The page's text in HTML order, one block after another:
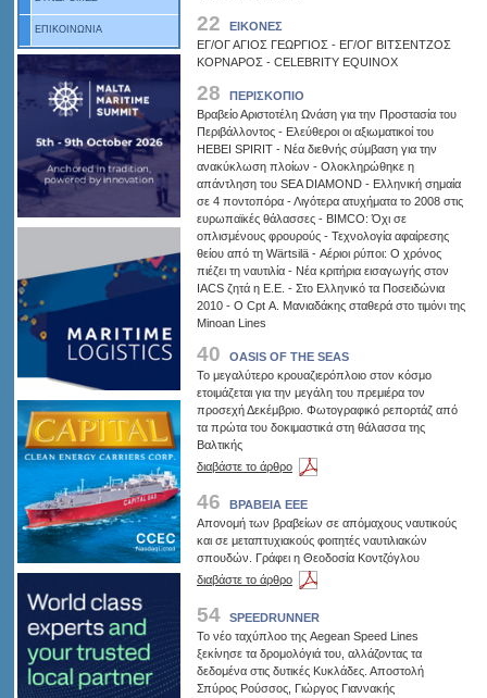
ΕΠΙΚΟΙΝΩΝΙΑ 22
ΕΙΚΟΝΕΣ
ΕΓ/ΟΓ ΑΓΙΟΣ ΓΕΩΡΓΙΟΣ - ΕΓ/ΟΓ ΒΙΤΣΕΝΤΖΟΣ
ΚΟΡΝΑΡΟΣ - CELEBRITY EQUINOX
28
ΠΕΡΙΣΚΟΠΙΟ
Βραβείο Αριστοτέλη Ωνάση για την Προστασία του
Περιβάλλοντος - Ελεύθεροι οι αξιωματικοί του
HEBEI SPIRIT - Νέα διεθνής σύμβαση για την
ανακύκλωση πλοίων - Ολοκληρώθηκε η
απάντληση του SEA DIAMOND - Ελληνική σημαία
σε 4 ποντοπόρα - Λιγότερα ατυχήματα το 2008 στις
ευρωπαϊκές θάλασσες - BIMCO: Όχι σε
οπλισμένους φρουρούς - Τεχνολογία αφαίρεσης
θείου από τη Wärtsilä - Αέριοι ρύποι: Ο χρόνος
πιέζει τη ναυτιλία - Νέα κριτήρια εισαγωγής στον
IACS ζητά η Ε.Ε. - Στο Ελληνικό τα Ποσειδώνια
2010 - Ο Cpt Α. Μανιαδάκης σταθερά στο τιμόνι της
Minoan Lines
40
OASIS OF THE SEAS
Το μεγαλύτερο κρουαζιερόπλοιο στον κόσμο
ετοιμάζεται για την μεγάλη του πρεμιέρα τον
προσεχή Δεκέμβριο. Φωτογραφικό ρεπορτάζ από
τα πρώτα του δοκιμαστικά στη θάλασσα της
Βαλτικής
διαβάστε το άρθρο
46
ΒΡΑΒΕΙΑ ΕΕΕ
Απονομή των βραβείων σε απόμαχους ναυτικούς
και σε μεταπτυχιακούς φοιτητές ναυτιλιακών
σπουδών. Γράφει η Θεοδοσία Κοντζόγλου
διαβάστε το άρθρο
54
SPEEDRUNNER
Το νέο ταχύπλοο της Aegean Speed Lines
ξεκίνησε τα δρομολόγιά του, αλλάζοντας τα
δεδομένα στις δυτικές Κυκλάδες. Αποστολή
Σπύρος Ρούσσος, Γιώργος Γιαννακής